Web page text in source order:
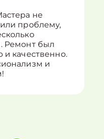
не
проблему,
Ремонт был
и качественно.
и